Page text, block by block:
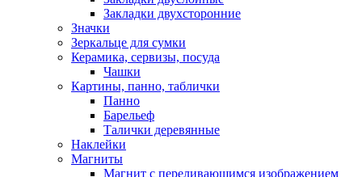
Закладки двухсторонние
Значки
Зеркальце для сумки
Керамика, сервизы, посуда
Чашки
Картины, панно, таблички
Панно
Барельеф
Талички деревянные
Наклейки
Магниты
Магнит с переливающимся изображением